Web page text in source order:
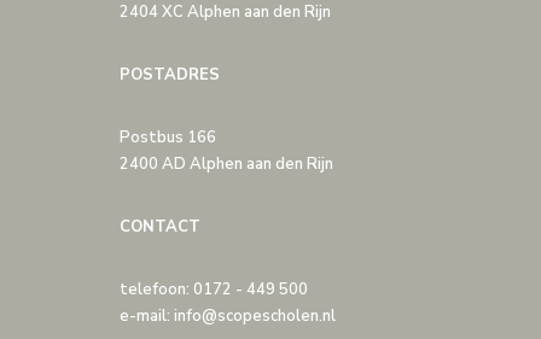
2404 XC Alphen aan den Rijn
POSTADRES
Postbus 166
2400 AD Alphen aan den Rijn
CONTACT
telefoon: 0172 - 449 500
e-mail: info@scopescholen.nl